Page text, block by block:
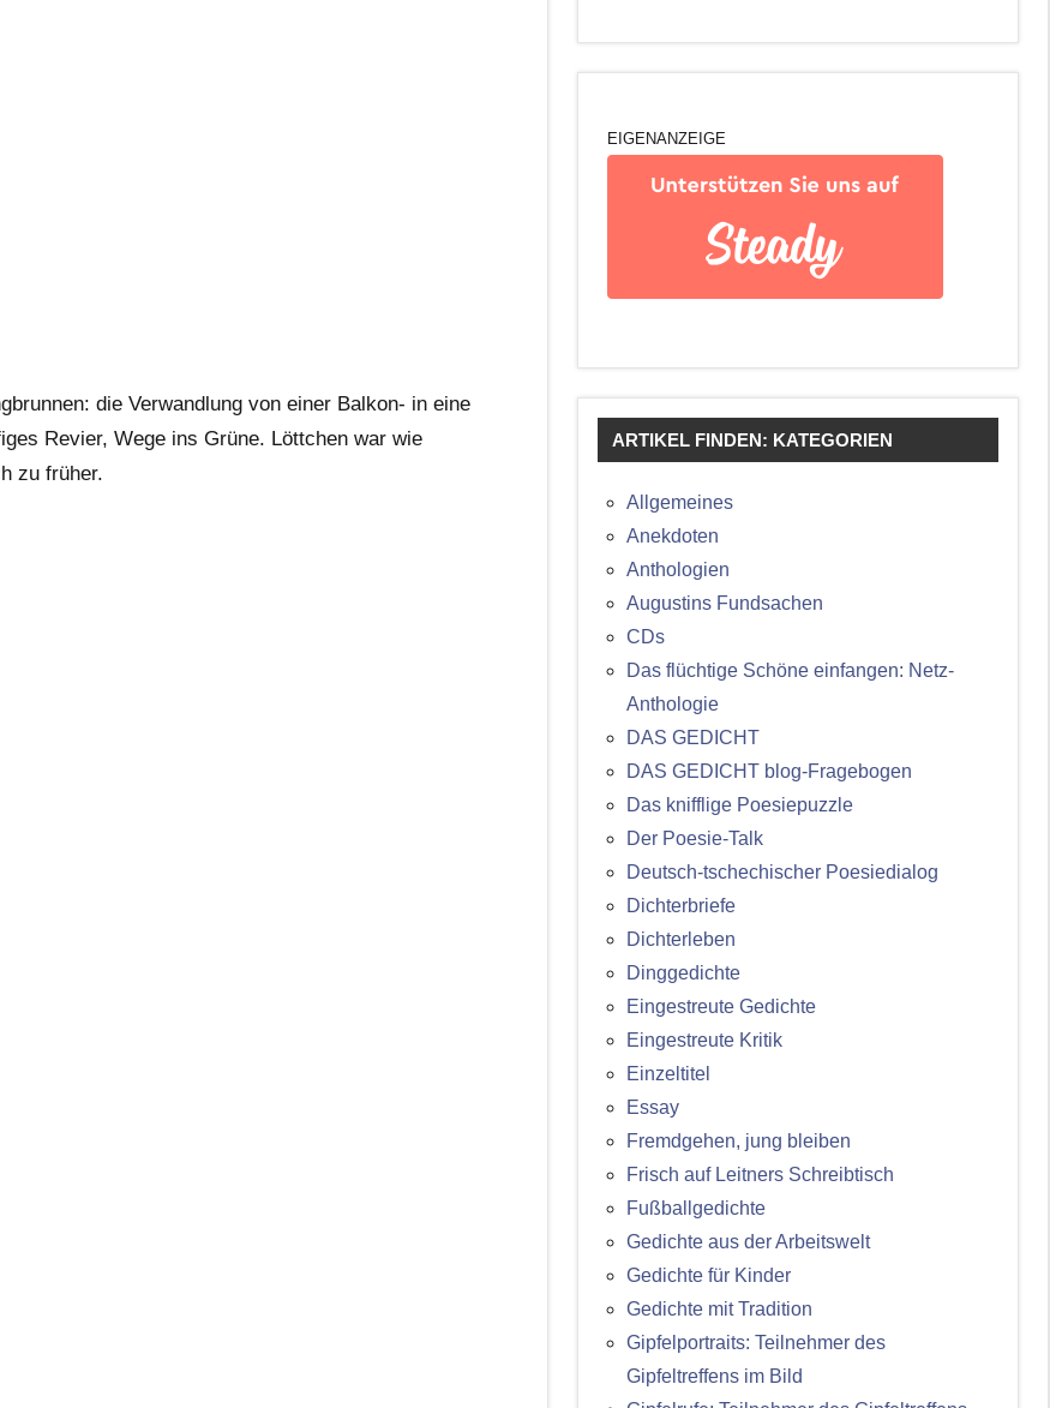
die Verwandlung von einer Balkon- in eine
Revier, Wege ins Grüne. Löttchen war wie
zu früher.
EIGENANZEIGE
ARTIKEL FINDEN: KATEGORIEN
Allgemeines
Anekdoten
Anthologien
Augustins Fundsachen
CDs
Das flüchtige Schöne einfangen: Netz-
Anthologie
DAS GEDICHT
DAS GEDICHT blog-Fragebogen
Das knifflige Poesiepuzzle
Der Poesie-Talk
Deutsch-tschechischer Poesiedialog
Dichterbriefe
Dichterleben
Dinggedichte
Eingestreute Gedichte
Eingestreute Kritik
Einzeltitel
Essay
Fremdgehen, jung bleiben
Frisch auf Leitners Schreibtisch
Fußballgedichte
Gedichte aus der Arbeitswelt
Gedichte für Kinder
Gedichte mit Tradition
Gipfelportraits: Teilnehmer des
Gipfeltreffens im Bild